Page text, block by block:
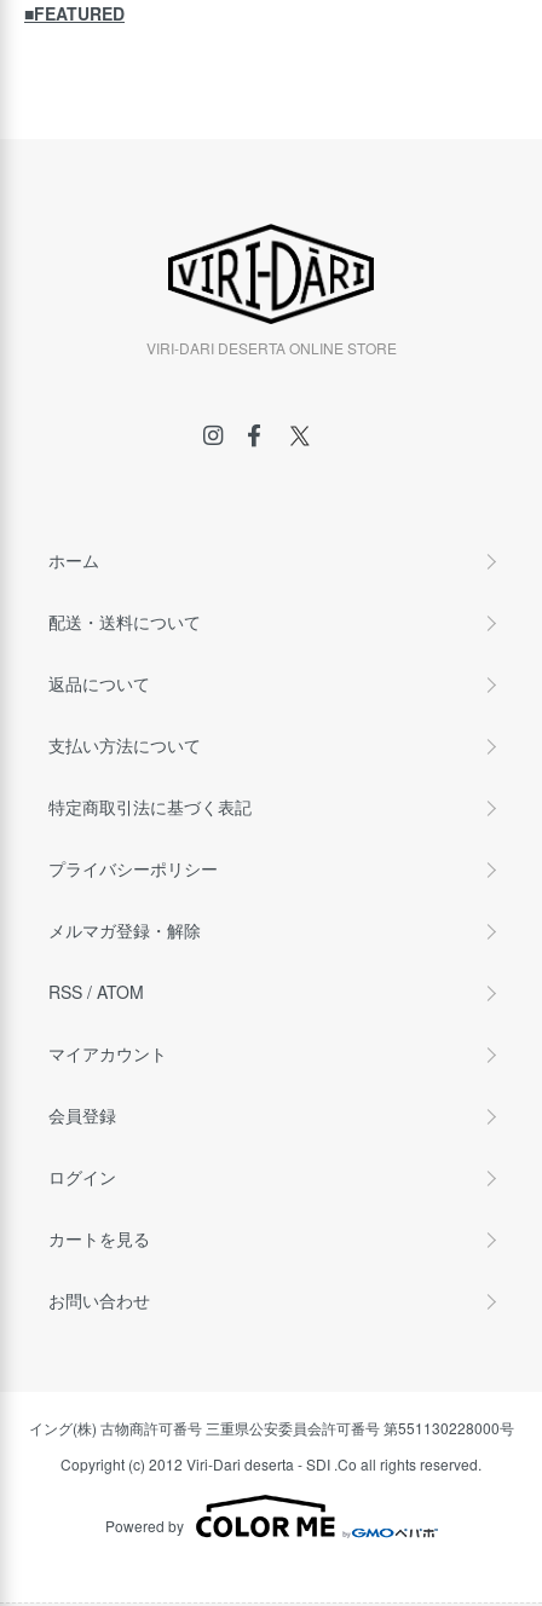
■FEATURED
VIRI-DARI DESERTA ONLINE STORE
ホーム
配送・送料について
返品について
支払い方法について
特定商取引法に基づく表記
プライバシーポリシー
メルマガ登録・解除
RSS / ATOM
マイアカウント
会員登録
ログイン
カートを見る
お問い合わせ
イング(株) 古物商許可番号 三重県公安委員会許可番号 第551130228000号
Copyright (c) 2012 Viri-Dari deserta - SDI .Co all rights reserved.
Powered by